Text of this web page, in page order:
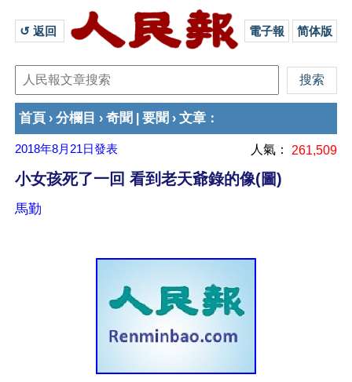
↺ 返回 電子報 简体版
首頁 › 分欄目 › 奇聞 要聞 › 文章 ：
2018年8月21日發表 人氣： 261,509
小女孩死了一回 看到老天爺錄的像(圖)
馬勤